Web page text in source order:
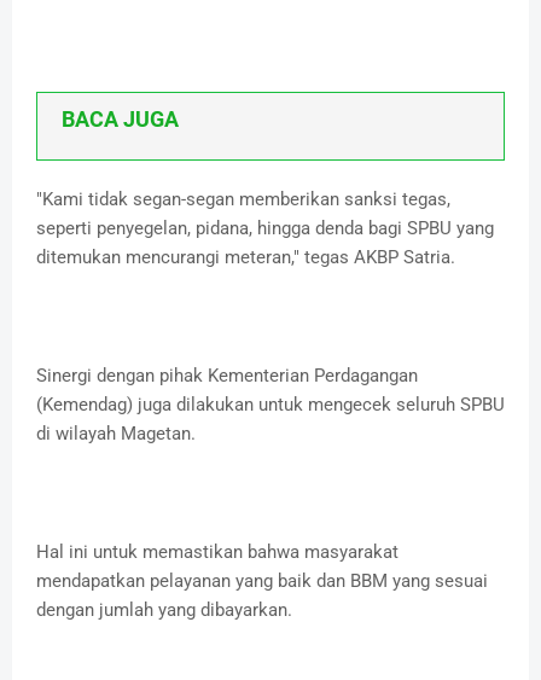
BACA JUGA
"Kami tidak segan-segan memberikan sanksi tegas,
seperti penyegelan, pidana, hingga denda bagi SPBU yang
ditemukan mencurangi meteran," tegas AKBP Satria.
Sinergi dengan pihak Kementerian Perdagangan
(Kemendag) juga dilakukan untuk mengecek seluruh SPBU
di wilayah Magetan.
Hal ini untuk memastikan bahwa masyarakat
mendapatkan pelayanan yang baik dan BBM yang sesuai
dengan jumlah yang dibayarkan.